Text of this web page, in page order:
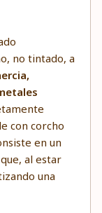
no tintado, a
con corcho
en un
al estar
una